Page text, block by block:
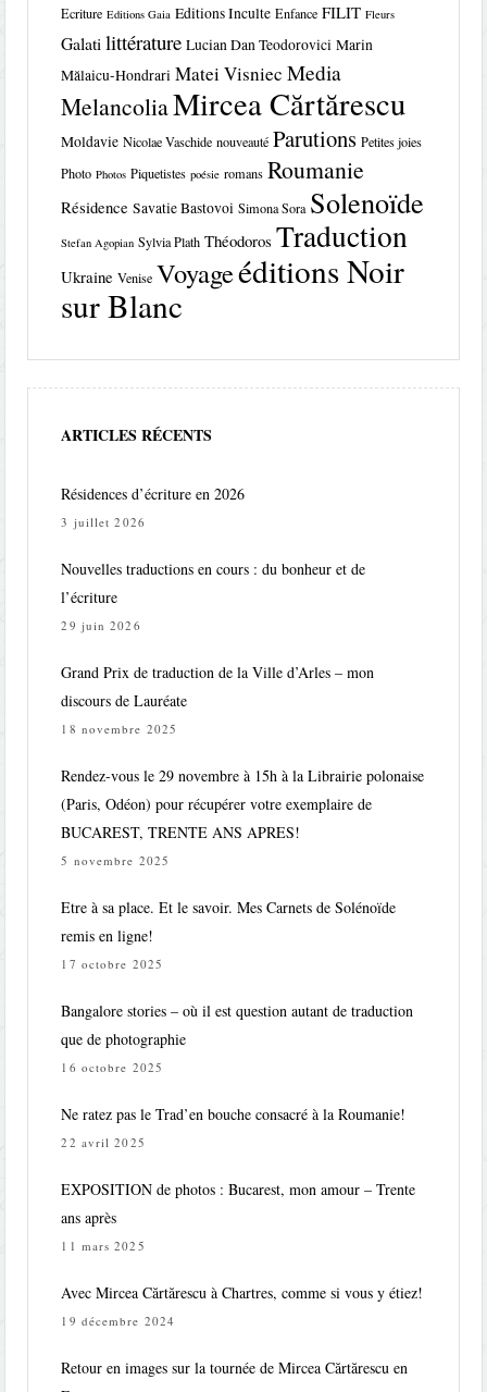
Ecriture Editions Gaia Editions Inculte Enfance FILIT Fleurs
Galati littérature Lucian Dan Teodorovici Marin
Mălaicu-Hondrari Matei Visniec Media
MelancoliaMircea Cărtărescu
Moldavie Nicolae Vaschide nouveauté Parutions Petites joies
Photo Photos Piquetistes poésie romans Roumanie
Résidence Savatie Bastovoi Simona Sora Solenoïde
Stefan Agopian Sylvia Plath Théodoros Traduction
Ukraine Venise Voyageéditions Noir
sur Blanc
ARTICLES RÉCENTS
Résidences d’écriture en 2026
3 juillet 2026
Nouvelles traductions en cours : du bonheur et de
l’écriture
29 juin 2026
Grand Prix de traduction de la Ville d’Arles – mon
discours de Lauréate
18 novembre 2025
Rendez-vous le 29 novembre à 15h à la Librairie polonaise
(Paris, Odéon) pour récupérer votre exemplaire de
BUCAREST, TRENTE ANS APRES!
5 novembre 2025
Etre à sa place. Et le savoir. Mes Carnets de Solénoïde
remis en ligne!
17 octobre 2025
Bangalore stories – où il est question autant de traduction
que de photographie
16 octobre 2025
Ne ratez pas le Trad’en bouche consacré à la Roumanie!
22 avril 2025
EXPOSITION de photos : Bucarest, mon amour – Trente
ans après
11 mars 2025
Avec Mircea Cărtărescu à Chartres, comme si vous y étiez!
19 décembre 2024
Retour en images sur la tournée de Mircea Cărtărescu en